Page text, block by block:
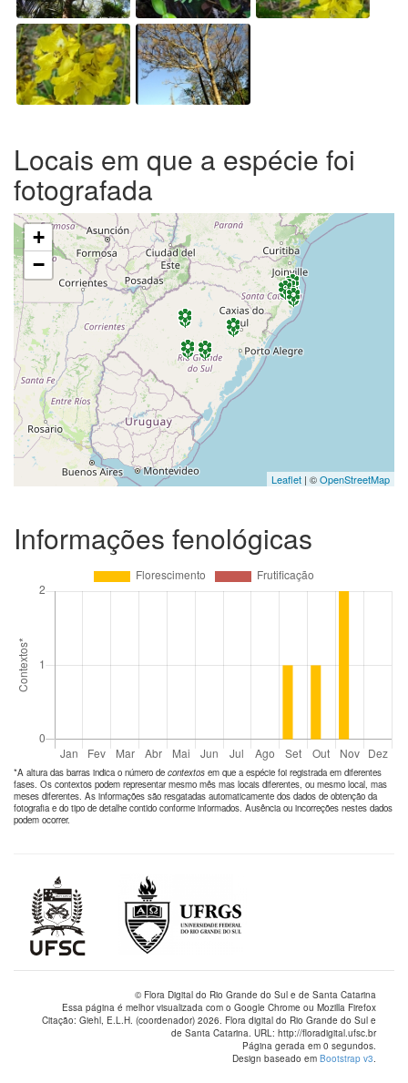
Locais em que a espécie foi
fotografada
+
−
Leaflet | ©OpenStreetMap
Informações fenológicas
*A altura das barras indica o número de contextos em que a espécie foi registrada em diferentes
fases. Os contextos podem representar mesmo mês mas locais diferentes, ou mesmo local, mas
meses diferentes. As informações são resgatadas automaticamente dos dados de obtenção da
fotografia e do tipo de detalhe contido conforme informados. Ausência ou incorreções nestes dados
podem ocorrer.
© Flora Digital do Rio Grande do Sul e de Santa Catarina
Essa página é melhor visualizada com o Google Chrome ou Mozilla Firefox
Citação: Giehl, E.L.H. (coordenador) 2026. Flora digital do Rio Grande do Sul e
de Santa Catarina. URL: http://floradigital.ufsc.br
Página gerada em 0 segundos.
Design baseado em Bootstrap v3.